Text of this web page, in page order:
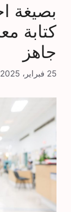
بصيغة
كتابة
جاهز
25 فبراير، 2025